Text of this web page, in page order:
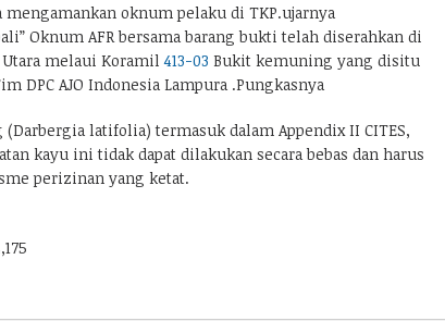
mengamankan oknum pelaku di TKP.ujarnya
Oknum AFR bersama barang bukti telah diserahkan di
Utara melaui Koramil413-03 Bukit kemuning yang disitu
DPC AJO Indonesia Lampura .Pungkasnya
latifolia) termasuk dalam Appendix II CITES,
kayu ini tidak dapat dilakukan secara bebas dan harus
perizinan yang ketat.